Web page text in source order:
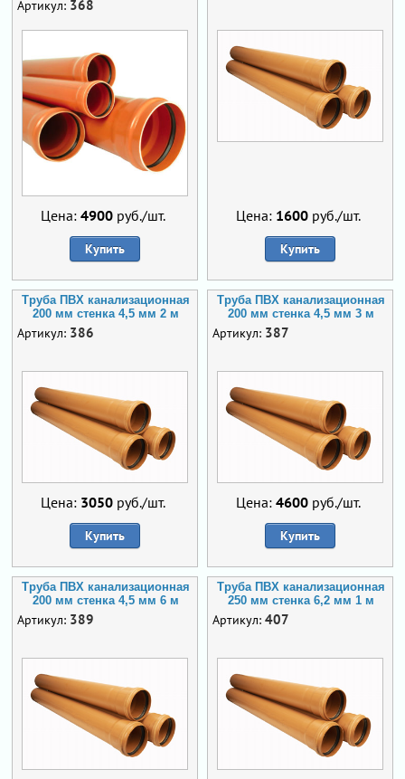
Артикул: 368
Цена: 4900руб./шт.
Купить
Цена: 1600руб./шт.
Купить
Труба ПВХ канализационная
200 мм стенка 4,5 мм 2 м
Артикул: 386
Цена: 3050руб./шт.
Купить
Труба ПВХ канализационная
200 мм стенка 4,5 мм 3 м
Артикул: 387
Цена: 4600руб./шт.
Купить
Труба ПВХ канализационная
200 мм стенка 4,5 мм 6 м
Артикул: 389
Труба ПВХ канализационная
250 мм стенка 6,2 мм 1 м
Артикул: 407